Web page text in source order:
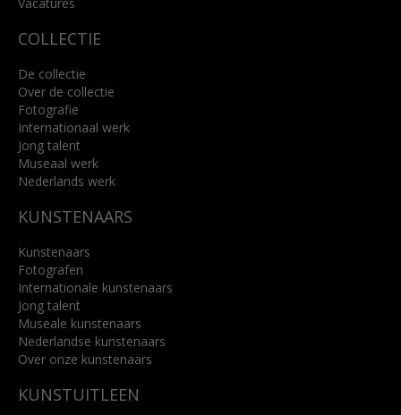
COLLECTIE
De collectie
Over de collectie
Fotografie
Internationaal werk
Jong talent
Museaal werk
Nederlands werk
KUNSTENAARS
Kunstenaars
Fotografen
Internationale kunstenaars
Jong talent
Museale kunstenaars
Nederlandse kunstenaars
Over onze kunstenaars
KUNSTUITLEEN